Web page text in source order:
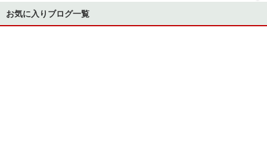
お気に入りブログ一覧